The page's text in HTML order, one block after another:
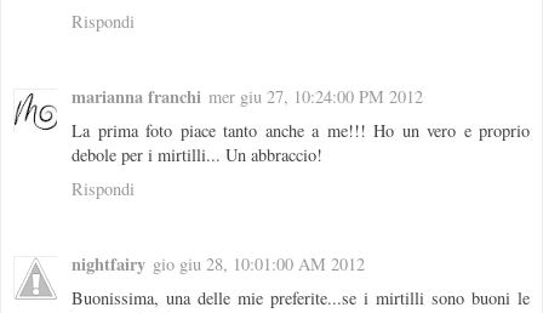
Rispondi
marianna franchi mer giu 27, 10:24:00 PM 2012
La prima foto piace tanto anche a me!!! Ho un vero e proprio
debole per i mirtilli... Un abbraccio!
Rispondi
nightfairy gio giu 28, 10:01:00 AM 2012
Buonissima, una delle mie preferite...se i mirtilli sono buoni le